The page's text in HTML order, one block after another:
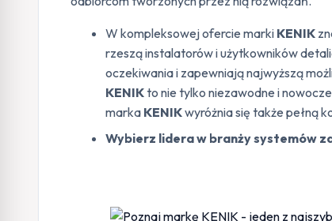
W kompleksowej ofercie marki KENIK
rzeszą instalatorów i użytkowników
oczekiwania i zapewniają najwyższą
KENIKto nie tylko niezawodne i
marka KENIKwyróżnia się także pełną
Wybierz lidera w branży systemów